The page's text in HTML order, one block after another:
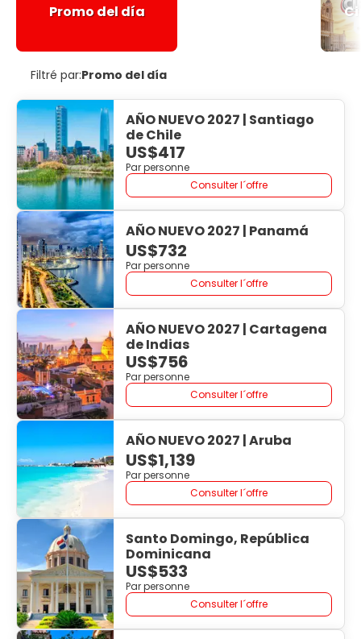
Promo del día
Filtré par:Promo del día
AÑO NUEVO 2027 | Santiago
de Chile
US$417
Par personne
Consulter l´offre
AÑO NUEVO 2027 | Panamá
US$732
Par personne
Consulter l´offre
AÑO NUEVO 2027 | Cartagena
de Indias
US$756
Par personne
Consulter l´offre
AÑO NUEVO 2027 | Aruba
US$1,139
Par personne
Consulter l´offre
Santo Domingo, República
Dominicana
US$533
Par personne
Consulter l´offre